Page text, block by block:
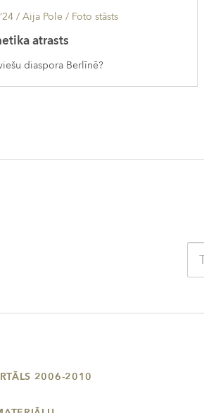
/ Aija Pole / Foto stāsts
atrasts
diaspora Berlīnē?
2006-2010